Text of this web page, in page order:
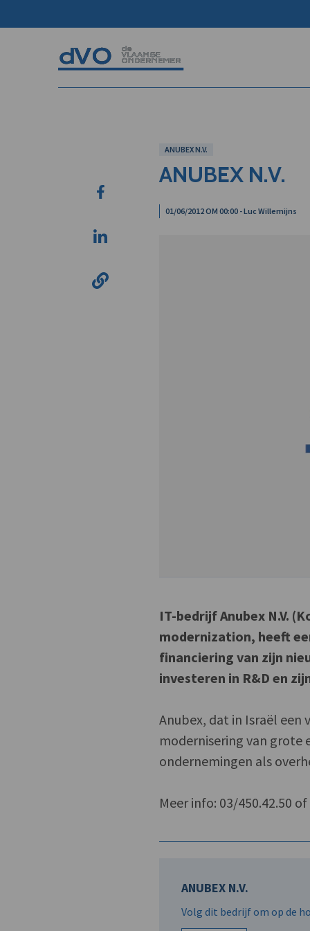
ANUBEX N.V.
ANUBEX N.V.
01/06/2012 OM 00:00 - Luc Willemijns
IT-bedrijf Anubex N.V.
modernization, heeft
financiering van zijn
investeren in R&D en
Anubex, dat in Israël
modernisering van grote
ondernemingen als
Meer info: 03/450.42.50 of
ANUBEX N.V.
Volg dit bedrijf om op de